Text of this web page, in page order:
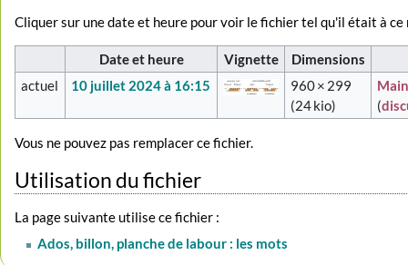
Cliquer sur une date et heure pour voir le fichier tel qu'il était à ce
Date et heure Vignette
Dimensions
actuel
10 juillet 2024 à 16:15
960 × 299
(24 kio)
(
Vous ne pouvez pas remplacer ce fichier.
Utilisation du fichier
La page suivante utilise ce fichier :
Ados, billon, planche de labour : les mots